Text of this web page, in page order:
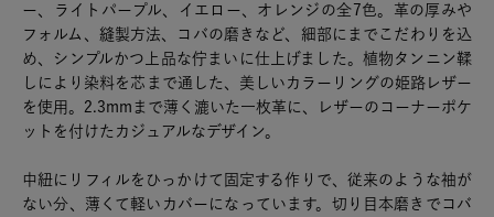
ー、ライトパープル、イエロー、オレンジの全7色。革の厚みや
フォルム、縫製方法、コバの磨きなど、細部にまでこだわりを込
め、シンプルかつ上品な佇まいに仕上げました。植物タンニン鞣
しにより染料を芯まで通した、美しいカラーリングの姫路レザー
を使用。2.3mmまで薄く漉いた一枚革に、レザーのコーナーポケ
ットを付けたカジュアルなデザイン。
中紐にリフィルをひっかけて固定する作りで、従来のような袖が
ない分、薄くて軽いカバーになっています。切り目本磨きでコバ